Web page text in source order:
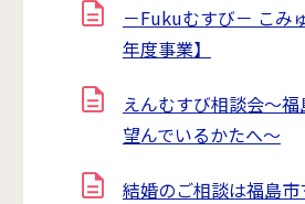
－Fukuむすび－ こみ
年度事業】
えんむすび相談会～
望んでいるかたへ～
結婚のご相談は福島